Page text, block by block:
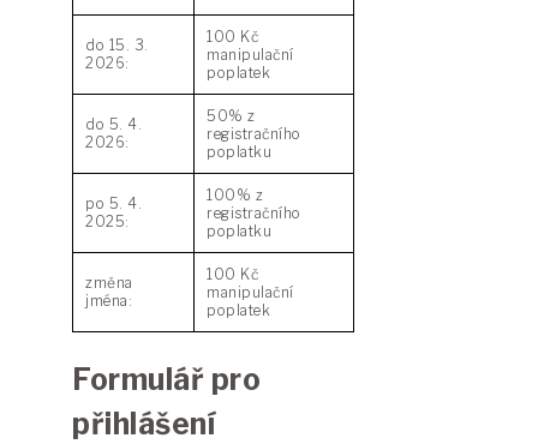
do 15. 3.
2026:
100 Kč
manipulační
poplatek
do 5. 4.
2026:
50% z
registračního
poplatku
po 5. 4.
2025:
100% z
registračního
poplatku
změna
jména:
100 Kč
manipulační
poplatek
Formulář pro
přihlášení